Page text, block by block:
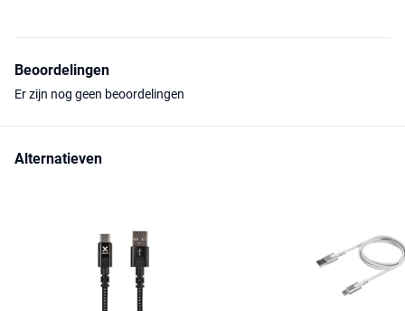
Beoordelingen
Er zijn nog geen beoordelingen
Alternatieven